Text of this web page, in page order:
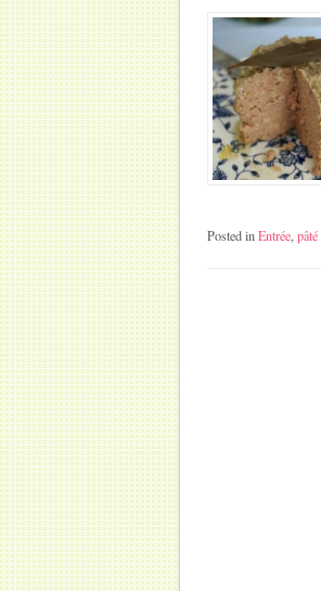
Posted inEntrée,pâté